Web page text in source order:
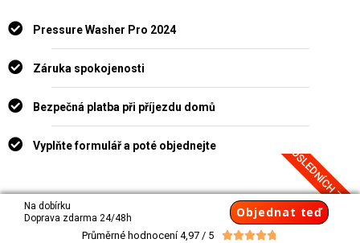
Pressure Washer Pro 2024
Záruka spokojenosti
Bezpečná platba při příjezdu domů
Vyplňte formulář a poté objednejte POSLEDNÍCH 7
Na dobírku
Doprava zdarma 24/48h
Objednat teď
Průměrné hodnocení 4,97 / 5 